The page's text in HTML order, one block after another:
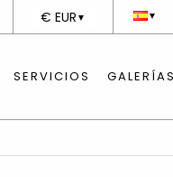
▼
DEVISE
€ EUR ▼
SERVICIOS GALERÍAS